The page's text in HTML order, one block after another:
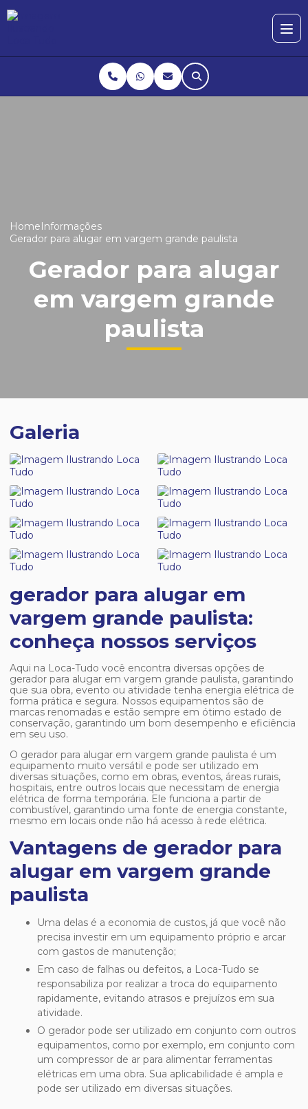
HomeInformações
Gerador para alugar em vargem grande paulista
Gerador para alugar
em vargem grande
paulista
Galeria
gerador para alugar em
vargem grande paulista:
conheça nossos serviços
Aqui na Loca-Tudo você encontra diversas opções de
gerador para alugar em vargem grande paulista, garantindo
que sua obra, evento ou atividade tenha energia elétrica de
forma prática e segura. Nossos equipamentos são de
marcas renomadas e estão sempre em ótimo estado de
conservação, garantindo um bom desempenho e eficiência
em seu uso.
O gerador para alugar em vargem grande paulista é um
equipamento muito versátil e pode ser utilizado em
diversas situações, como em obras, eventos, áreas rurais,
hospitais, entre outros locais que necessitam de energia
elétrica de forma temporária. Ele funciona a partir de
combustível, garantindo uma fonte de energia constante,
mesmo em locais onde não há acesso à rede elétrica.
Vantagens de gerador para
alugar em vargem grande
paulista
Uma delas é a economia de custos, já que você não
precisa investir em um equipamento próprio e arcar
com gastos de manutenção;
Em caso de falhas ou defeitos, a Loca-Tudo se
responsabiliza por realizar a troca do equipamento
rapidamente, evitando atrasos e prejuízos em sua
atividade.
O gerador pode ser utilizado em conjunto com outros
equipamentos, como por exemplo, em conjunto com
um compressor de ar para alimentar ferramentas
elétricas em uma obra. Sua aplicabilidade é ampla e
pode ser utilizado em diversas situações.